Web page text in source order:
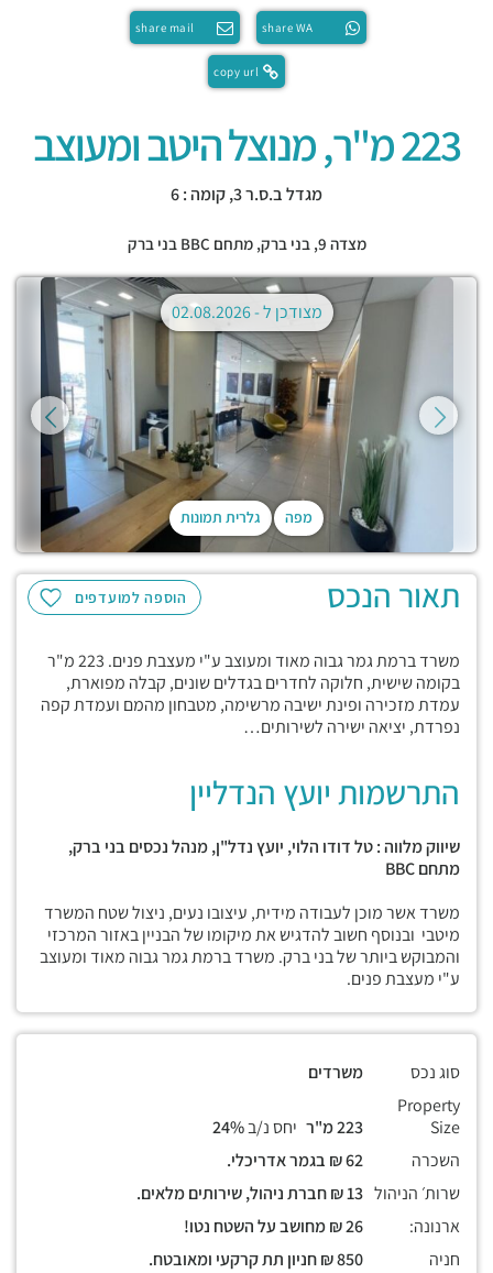
share WA
share mail
copy url
223 מ"ר, מנוצל היטב ומעוצב
מגדל ב.ס.ר 3, קומה : 6
מצדה 9, בני ברק,מתחם BBC בני ברק
מפה גלרית תמונות
מצודכן ל -02.08.2026
הוספה למועדפים תאור הנכס
משרד ברמת גמר גבוה מאוד ומעוצב ע"י מעצבת פנים. 223 מ"ר
בקומה שישית, חלוקה לחדרים בגדלים שונים, קבלה מפוארת,
עמדת מזכירה ופינת ישיבה מרשימה, מטבחון מהמם ועמדת קפה
נפרדת, יציאה ישירה לשירותים…
התרשמות יועץ הנדליין
שיווק מלווה : טל דודו הלוי, יועץ נדל"ן, מנהל נכסים בני ברק,
מתחםBBC
משרד אשר מוכן לעבודה מידית, עיצובו נעים, ניצול שטח המשרד
מיטבי ובנוסף חשוב להדגיש את מיקומו של הבניין באזור המרכזי
והמבוקש ביותר של בני ברק. משרד ברמת גמר גבוה מאוד ומעוצב
ע"י מעצבת פנים.
סוג נכס
משרדים
Property
Size
יחס נ/ב
השכרה
שרות׳ הניהול
ארנונה:
חניה